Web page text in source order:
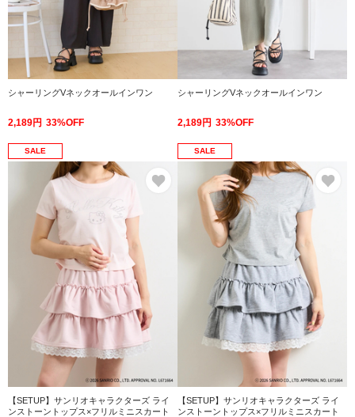
シャーリングVネックオールインワン
2,189円 33%OFF
シャーリングVネックオールインワン
2,189円 33%OFF
SALE
【SETUP】サンリオキャラクターズ ライ
ンストーントップス×フリルミニスカート
SALE
【SETUP】サンリオキャラクターズ ライ
ンストーントップス×フリルミニスカート